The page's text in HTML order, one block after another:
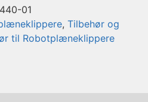
01
, Tilbehør og
til Robotplæneklippere